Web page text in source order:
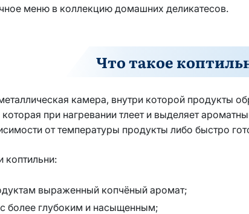
меню в коллекцию домашних деликатесов.
Что такое
камера, внутри которой
при нагревании тлеет и выделяет
от температуры продукты либо быстро
коптильни:
выраженный копчёный аромат;
более глубоким и насыщенным;